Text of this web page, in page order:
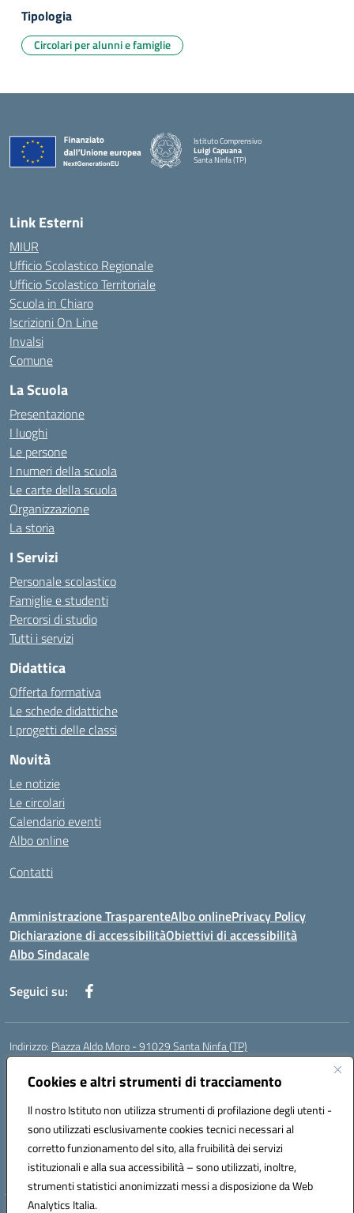
Cookies e altri strumenti di tracciamento
Il nostro Istituto non utilizza strumenti di profilazione degli utenti -
sono utilizzati esclusivamente cookies tecnici necessari al
corretto funzionamento del sito, alla fruibilità dei servizi
istituzionali e alla sua accessibilità – sono utilizzati, inoltre,
strumenti statistici anonimizzati messi a disposizione da Web
Analytics Italia.
Tipologia
Circolari per alunni e famiglie
Istituto Comprensivo
Luigi Capuana
Santa Ninfa (TP)
Link Esterni
MIUR
Ufficio Scolastico Regionale
Ufficio Scolastico Territoriale
Scuola in Chiaro
Iscrizioni On Line
Invalsi
Comune
La Scuola
Presentazione
I luoghi
Le persone
I numeri della scuola
Le carte della scuola
Organizzazione
La storia
I Servizi
Personale scolastico
Famiglie e studenti
Percorsi di studio
Tutti i servizi
Didattica
Offerta formativa
Le schede didattiche
I progetti delle classi
Novità
Le notizie
Le circolari
Calendario eventi
Albo online
Contatti
Amministrazione TrasparenteAlbo onlinePrivacy Policy
Dichiarazione di accessibilitàObiettivi di accessibilità
Albo Sindacale
Seguici su:
Indirizzo: Piazza Aldo Moro - 91029 Santa Ninfa (TP)
Centralino:
Posta elettronica certificata (PEC):tpic807004@pec.istruzione.it
Codice fiscale: 81002070811
Codice meccanografico:TPIC807004
Codice Indice delle Pubbliche Amministrazioni (IPA): istsc_tpic807004
Codice unico di fatturazione (CUF): UFLMAN